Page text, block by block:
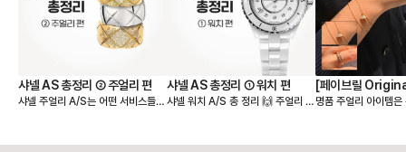
샤넬 AS 총정리 ② 주얼리 편
샤넬 주얼리 A/S는 어떤 서비스들이
싹 정리해드릴게요❣️ [사이즈 조정]
샤넬 AS 총정리 ① 워치 편
샤넬 워치 A/S 총 정리 🙌 주얼리 인
대명사! 특히, 프리미에르와 J12는
[페이브릴
리 스타일링 가이
명품 주얼리 아이템은
드로 착용하는 것도